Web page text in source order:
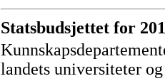
Statsbudsjettet for
landets universiteter